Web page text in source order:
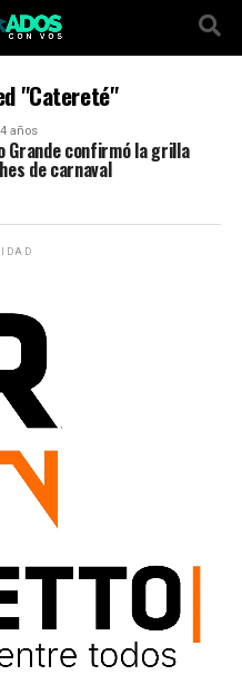
"Catereté"
años
Grande confirmó la grilla
de carnaval